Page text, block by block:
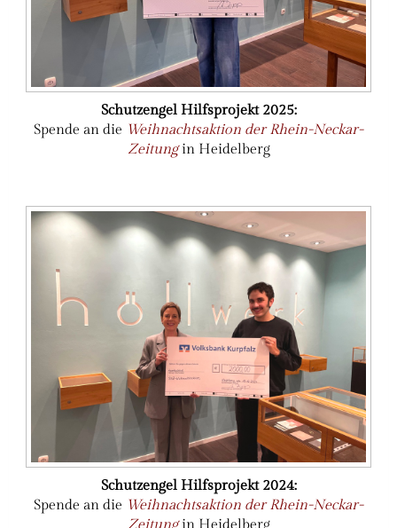
Schutzengel Hilfsprojekt 2025:
Spende an die Weihnachtsaktion der Rhein-Neckar-
Zeitungin Heidelberg
Schutzengel Hilfsprojekt 2024:
Spende an die Weihnachtsaktion der Rhein-Neckar-